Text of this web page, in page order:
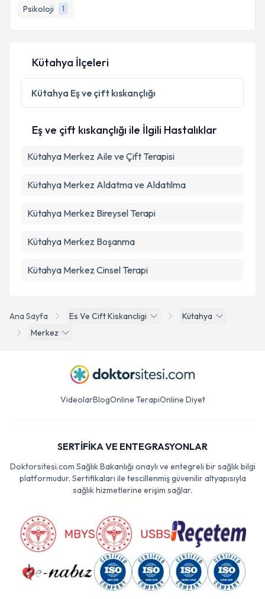
Psikoloji
1
E-posta Adresiniz
Kişisel verilerimin işlenmesine ilişkinAydınlatma
Metni
'ni okudum ve kişisel verilerimin belirtilen
kapsamda işlenmesini kabul ediyorum.
Takvim Talebini Gönder
Ana Sayfa Es Ve Cift Kiskancligi
Kütahya
Merkez
Kütahya İlçeleri
Kütahya Eş ve çift kıskançlığı
Eş ve çift kıskançlığı ile İlgili Hastalıklar
Kütahya Merkez Aile ve Çift Terapisi
Kütahya Merkez Aldatma ve Aldatılma
Kütahya Merkez Bireysel Terapi
Kütahya Merkez Boşanma
Kütahya Merkez Cinsel Terapi
VideolarBlogOnline TerapiOnline Diyet
SERTİFİKA VE ENTEGRASYONLAR
Doktorsitesi.com Sağlık Bakanlığı onaylı ve entegreli bir sağlık bilgi
platformudur. Sertifikaları ile tescillenmiş güvenilir altyapısıyla
sağlık hizmetlerine erişim sağlar.